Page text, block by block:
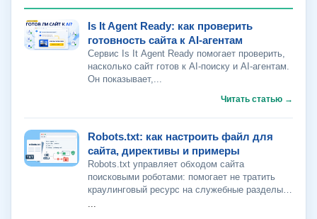
Is It Agent Ready: как проверить
готовность сайта к AI-агентам
Сервис Is It Agent Ready помогает проверить,
насколько сайт готов к AI-поиску и AI-агентам.
Он показывает,...
Robots.txt: как настроить файл для
сайта, директивы и примеры
Robots.txt управляет обходом сайта
поисковыми роботами: помогает не тратить
краулинговый ресурс на служебные разделы,
...